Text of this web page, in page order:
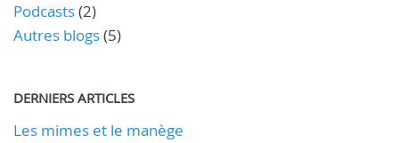
Podcasts(2)
Autres blogs(5)
DERNIERS ARTICLES
Les mimes et le manège